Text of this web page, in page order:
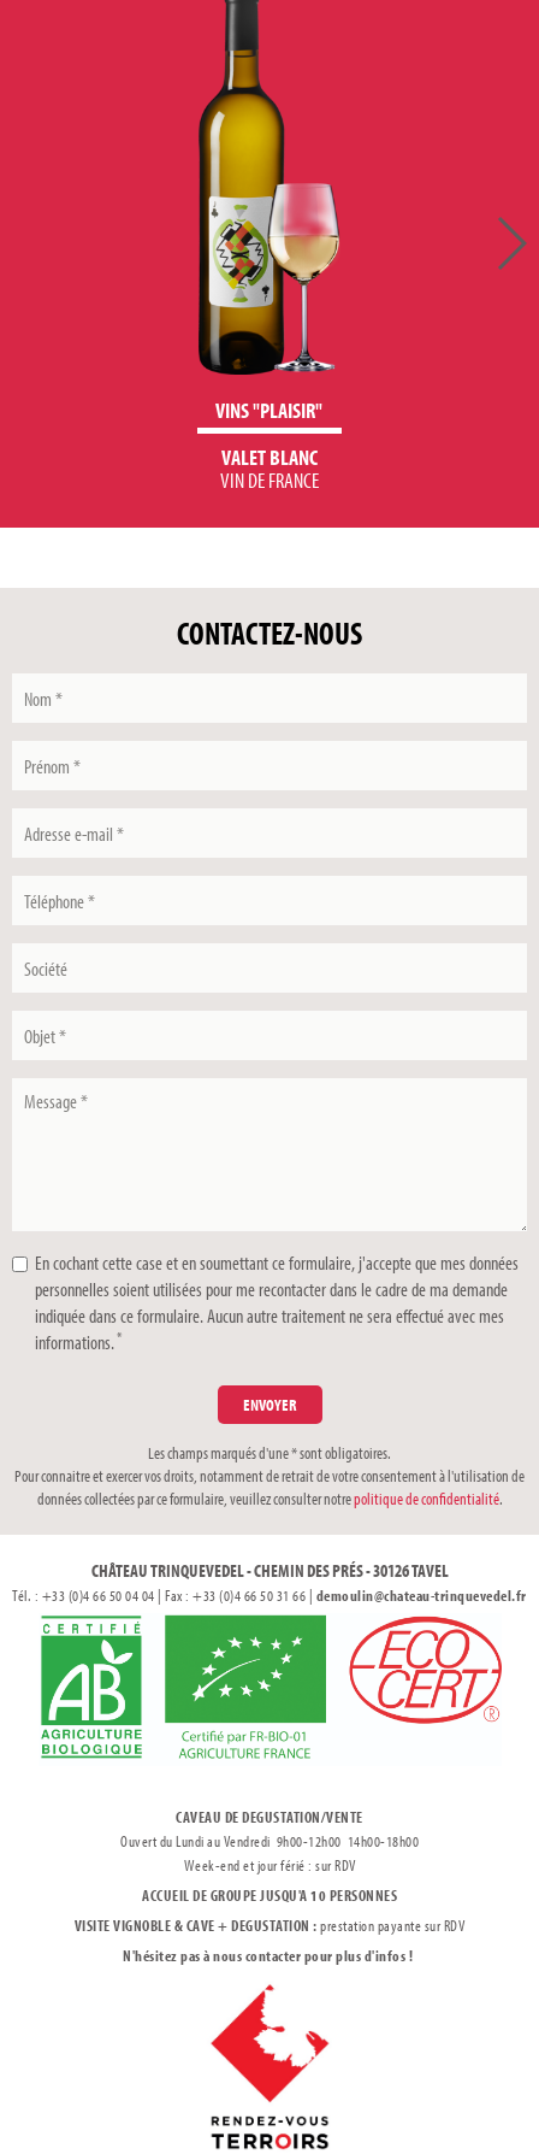
VINS "PLAISIR"
VALET BLANC
VIN DE FRANCE
CONTACTEZ-NOUS
Nom
Prénom
Adresse
Téléphone
Société
Objet
Message
En cochant cette case et en soumettant ce formulaire, j'accepte que mes données
personnelles soient utilisées pour me recontacter dans le cadre de ma demande
indiquée dans ce formulaire. Aucun autre traitement ne sera effectué avec mes
informations.*
Les champs marqués d'une * sont obligatoires.
Pour connaitre et exercer vos droits, notamment de retrait de votre consentement à l'utilisation de
données collectées par ce formulaire, veuillez consulter notrepolitique de confidentialité.
CHÂTEAU TRINQUEVEDEL - CHEMIN DES PRÉS - 30126 TAVEL
Tél. : +33 (0)4 66 50 04 04 | Fax : +33 (0)4 66 50 31 66 | demoulin@chateau-trinquevedel.fr
CAVEAU DE DEGUSTATION/VENTE
Ouvert du Lundi au Vendredi 9h00-12h00 14h00-18h00
Week-end et jour férié : sur RDV
ACCUEIL DE GROUPE JUSQU'A 10 PERSONNES
VISITE VIGNOBLE & CAVE + DEGUSTATION :prestation payante sur RDV
N'hésitez pas à nous contacter pour plus d'infos !